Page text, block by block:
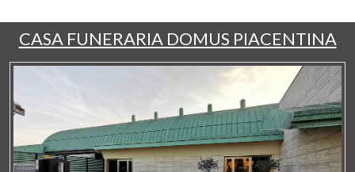
CASA FUNERARIA DOMUS PIACENTINA